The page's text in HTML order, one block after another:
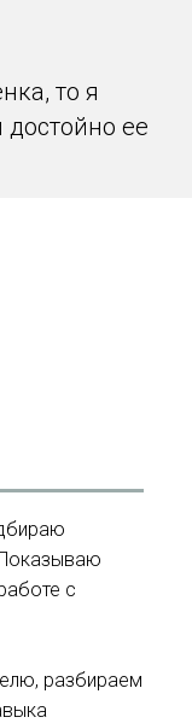
то я
достойно ее
с
разбираем